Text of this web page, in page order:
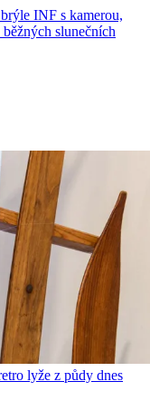
INF s kamerou,
slunečních
lyže z půdy dnes